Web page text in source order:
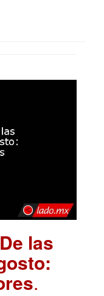
las
.